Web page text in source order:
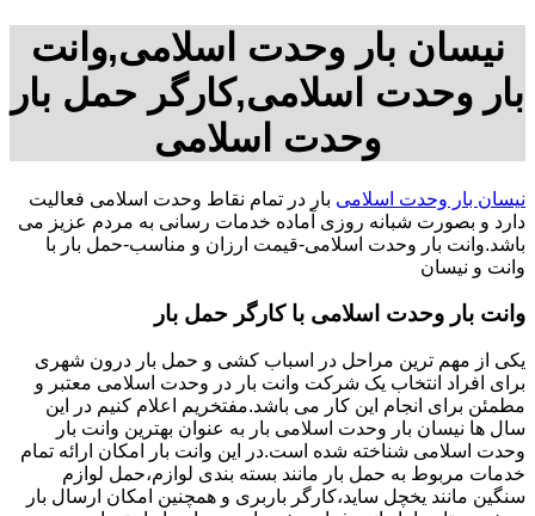
نیسان بار وحدت اسلامی,وانت
بار وحدت اسلامی,کارگر حمل بار
وحدت اسلامی
نیسان بار وحدت اسلامی بار در تمام نقاط وحدت اسلامی فعالیت
دارد و بصورت شبانه روزی آماده خدمات رسانی به مردم عزیز می
باشد.وانت بار وحدت اسلامی-قیمت ارزان و مناسب-حمل بار با
وانت و نیسان
وانت بار وحدت اسلامی با کارگر حمل بار
یکی از مهم ترین مراحل در اسباب کشی و حمل بار درون شهری
برای افراد انتخاب یک شرکت وانت بار در وحدت اسلامی معتبر و
مطمئن برای انجام این کار می باشد.مفتخریم اعلام کنیم در این
سال ها نیسان بار وحدت اسلامی بار به عنوان بهترین وانت بار
وحدت اسلامی شناخته شده است.در این وانت بار امکان ارائه تمام
خدمات مربوط به حمل بار مانند بسته بندی لوازم،حمل لوازم
سنگین مانند یخچل ساید،کارگر باربری و همچنین امکان ارسال بار